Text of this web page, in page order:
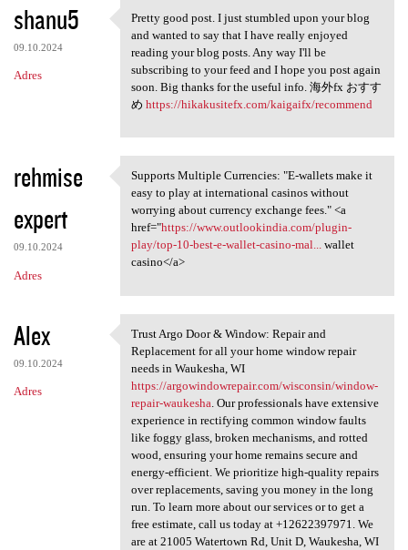
shanu5
09.10.2024
Adres
Pretty good post. I just
Pretty good post. I just stumbled upon your blog
and wanted to say that I have really enjoyed
reading your blog posts. Any way I'll be
subscribing to your feed and I hope you post again
soon. Big thanks for the useful info. 海外fx おすす
め https://hikakusitefx.com/kaigaifx/recommend
rehmise
expert
09.10.2024
Adres
Supports Multiple Currencies:
Supports Multiple Currencies: "E-wallets make it
easy to play at international casinos without
worrying about currency exchange fees." <a
href="https://www.outlookindia.com/plugin-
play/top-10-best-e-wallet-casino-mal...wallet
casino</a>
Alex
09.10.2024
Adres
Trust Argo Door & Window:
Trust Argo Door & Window: Repair and
Replacement for all your home window repair
needs in Waukesha, WI
https://argowindowrepair.com/wisconsin/window-
repair-waukesha . Our professionals have extensive
experience in rectifying common window faults
like foggy glass, broken mechanisms, and rotted
wood, ensuring your home remains secure and
energy-efficient. We prioritize high-quality repairs
over replacements, saving you money in the long
run. To learn more about our services or to get a
free estimate, call us today at +12622397971. We
are at 21005 Watertown Rd, Unit D, Waukesha, WI